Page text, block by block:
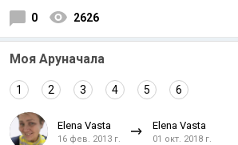
0 2626
Моя Аруначала
1 2 3 4 5 6
Elena Vasta
16 фев. 2013 г.
Elena Vasta
01 окт. 2018 г.